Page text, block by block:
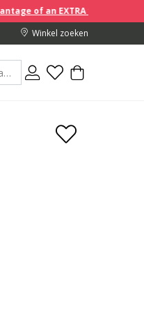
10% off discount prices
Winkel zoeken